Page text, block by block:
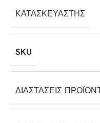
ΚΑΤΑΣΚΕΥΑΣΤΉΣ
SKU
ΔΙΑΣΤΆΣΕΙΣ